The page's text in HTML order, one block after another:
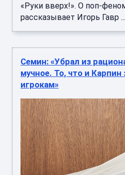
«Руки вверх!». О поп-
рассказывает Игорь Гавр ...
Семин: «Убрал из
мучное. То, что и
игрокам»